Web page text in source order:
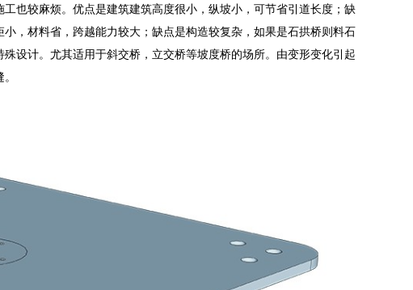
也较麻烦。优点是建筑建筑高度很小，纵坡小，可节省引道长度；缺
，材料省，跨越能力较大；缺点是构造较复杂，如果是石拱桥则料石
设计。尤其适用于斜交桥，立交桥等坡度桥的场所。由变形变化引起